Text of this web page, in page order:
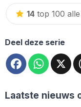
14 top 100
Deel deze serie
Facebook
X
Laatste nieuws